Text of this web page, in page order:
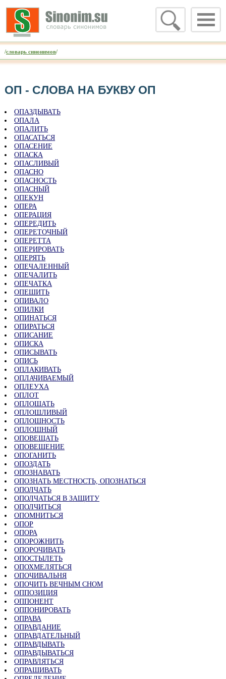
/словарь синонимов/
ОП - CЛОВА НА БУКВУ ОП
ОПАЗДЫВАТЬ
ОПАЛА
ОПАЛИТЬ
ОПАСАТЬСЯ
ОПАСЕНИЕ
ОПАСКА
ОПАСЛИВЫЙ
ОПАСНО
ОПАСНОСТЬ
ОПАСНЫЙ
ОПЕКУН
ОПЕРА
ОПЕРАЦИЯ
ОПЕРЕДИТЬ
ОПЕРЕТОЧНЫЙ
ОПЕРЕТТА
ОПЕРИРОВАТЬ
ОПЕРЯТЬ
ОПЕЧАЛЕННЫЙ
ОПЕЧАЛИТЬ
ОПЕЧАТКА
ОПЕШИТЬ
ОПИВАЛО
ОПИЛКИ
ОПИНАТЬСЯ
ОПИРАТЬСЯ
ОПИСАНИЕ
ОПИСКА
ОПИСЫВАТЬ
ОПИСЬ
ОПЛАКИВАТЬ
ОПЛАЧИВАЕМЫЙ
ОПЛЕУХА
ОПЛОТ
ОПЛОШАТЬ
ОПЛОШЛИВЫЙ
ОПЛОШНОСТЬ
ОПЛОШНЫЙ
ОПОВЕЩАТЬ
ОПОВЕЩЕНИЕ
ОПОГАНИТЬ
ОПОЗДАТЬ
ОПОЗНАВАТЬ
ОПОЗНАТЬ МЕСТНОСТЬ, ОПОЗНАТЬСЯ
ОПОЛЧАТЬ
ОПОЛЧАТЬСЯ В ЗАЩИТУ
ОПОЛЧИТЬСЯ
ОПОМНИТЬСЯ
ОПОР
ОПОРА
ОПОРОЖНИТЬ
ОПОРОЧИВАТЬ
ОПОСТЫЛЕТЬ
ОПОХМЕЛЯТЬСЯ
ОПОЧИВАЛЬНЯ
ОПОЧИТЬ ВЕЧНЫМ СНОМ
ОППОЗИЦИЯ
ОППОНЕНТ
ОППОНИРОВАТЬ
ОПРАВА
ОПРАВДАНИЕ
ОПРАВДАТЕЛЬНЫЙ
ОПРАВДЫВАТЬ
ОПРАВДЫВАТЬСЯ
ОПРАВЛЯТЬСЯ
ОПРАШИВАТЬ